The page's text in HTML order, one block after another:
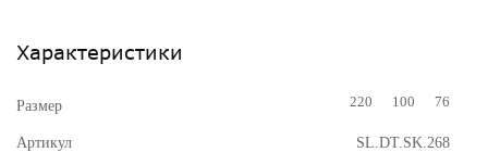
Характеристики
Размер 220 100 76
Артикул SL.DT.SK.268